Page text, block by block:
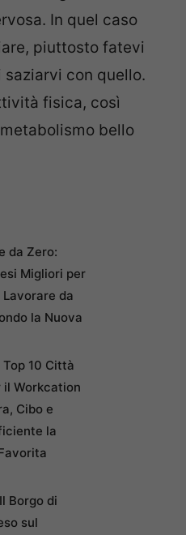
In quel caso
piuttosto fatevi
con quello.
fisica, così
bello
da Zero:
Migliori per
da
la Nuova
10 Città
il Workcation
Cibo e
la
Borgo di
sul